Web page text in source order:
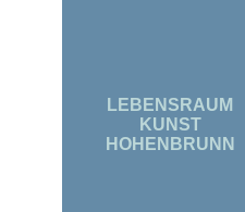
LEBENSRAUM
KUNST
HOHENBRUNN